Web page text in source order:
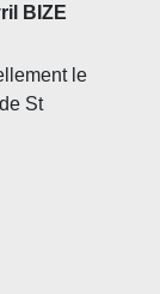
BIZE
le
St